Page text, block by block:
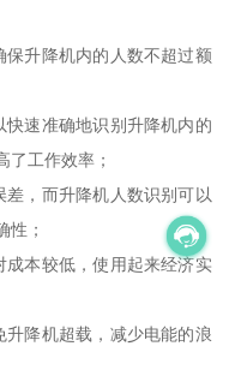
保升降机内的人数不超过额
速准确地识别升降机内的
了工作效率；
，而升降机人数识别可以
性；
本较低，使用起来经济实
降机超载，减少电能的浪